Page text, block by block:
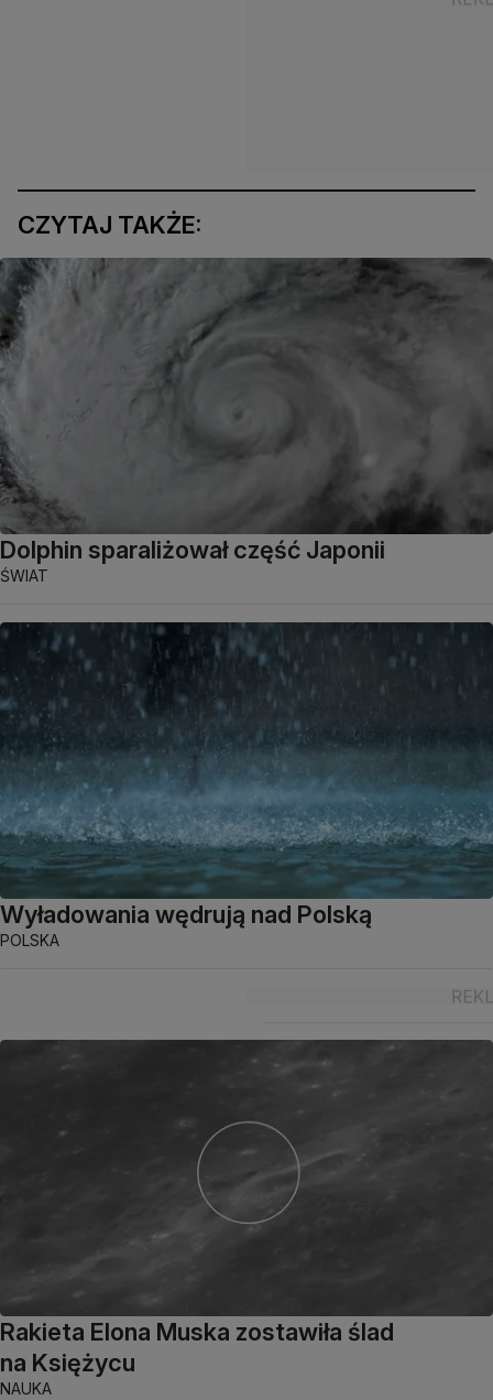
CZYTAJ TAKŻE:
Dolphin sparaliżował część Japonii
ŚWIAT
Wyładowania wędrują nad Polską
POLSKA
Rakieta Elona Muska zostawiła ślad
na Księżycu
NAUKA